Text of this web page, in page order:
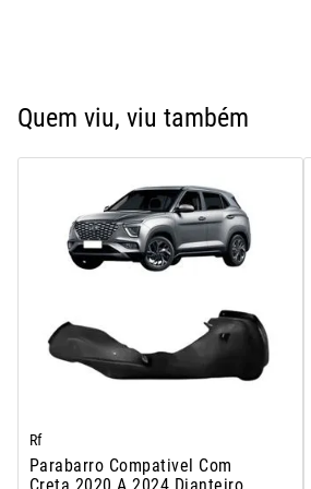
Quem viu, viu também
Rf
Parabarro Compativel Com